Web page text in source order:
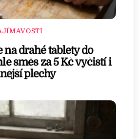
na drahé tablety do
směs za 5 Kč vyčistí i
plechy